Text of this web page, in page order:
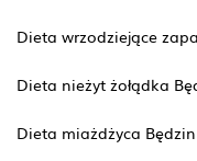
Dieta wrzodziejące
Dieta nieżyt żołądka
Dieta miażdżyca Będzin